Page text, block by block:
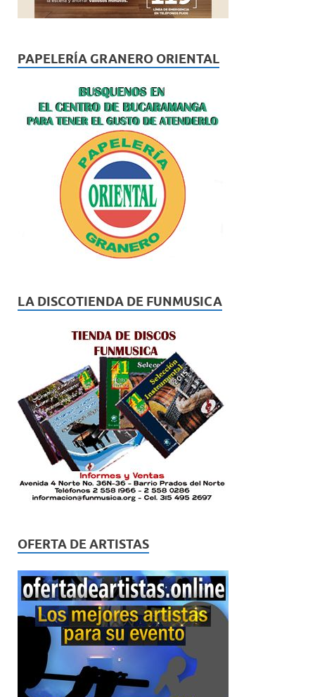
PAPELERÍA GRANERO ORIENTAL
LA DISCOTIENDA DE FUNMUSICA
OFERTA DE ARTISTAS